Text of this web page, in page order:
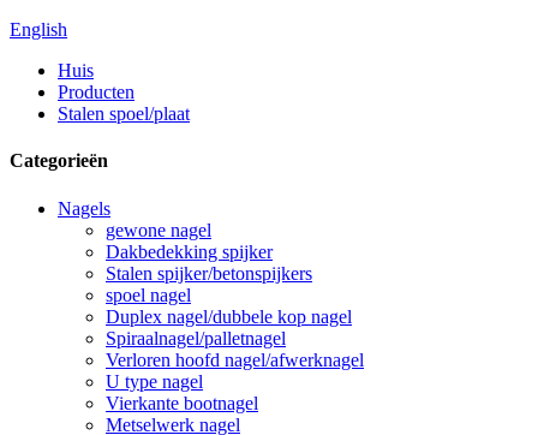
English
Huis
Producten
Stalen spoel/plaat
Categorieën
Nagels
gewone nagel
Dakbedekking spijker
Stalen spijker/betonspijkers
spoel nagel
Duplex nagel/dubbele kop nagel
Spiraalnagel/palletnagel
Verloren hoofd nagel/afwerknagel
U type nagel
Vierkante bootnagel
Metselwerk nagel